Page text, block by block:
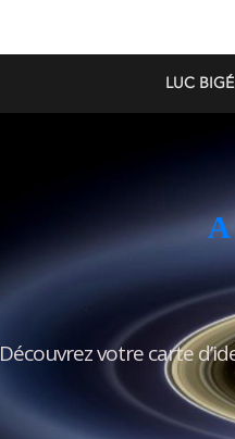
LUC BIGÉ
Découvrez votre carte